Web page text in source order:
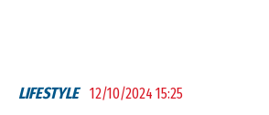
LIFESTYLE 12/10/2024 15:25